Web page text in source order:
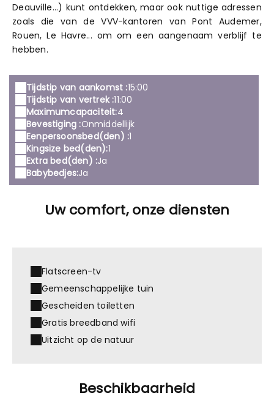
Deauville...) kunt ontdekken, maar ook nuttige adressen
zoals die van de VVV-kantoren van Pont Audemer,
Rouen, Le Havre... om om een aangenaam verblijf te
hebben.
Tijdstip van aankomst :15:00
Tijdstip van vertrek :11:00
Maximumcapaciteit:4
Bevestiging :Onmiddellijk
Eenpersoonsbed(den) :1
Kingsize bed(den):1
Extra bed(den) :Ja
Babybedjes:Ja
Uw comfort, onze diensten
Flatscreen-tv
Gemeenschappelijke tuin
Gescheiden toiletten
Gratis breedband wifi
Uitzicht op de natuur
Beschikbaarheid